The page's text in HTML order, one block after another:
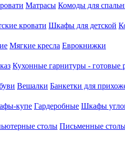
Матрасы Комоды для
кровати Шкафы для детской
Мягкие кресла Еврокнижки
Кухонные гарнитуры - готовые
Вешалки Банкетки для
купе Гардеробные Шкафы
столы Письменные